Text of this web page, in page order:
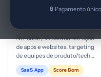
🔒 Pagamento
No-code / IA para construção
de apps e websites, targeting
de equipes de produto/tech
em empresas buscando
velocidade de entrega,
SaaS App
Score Bom